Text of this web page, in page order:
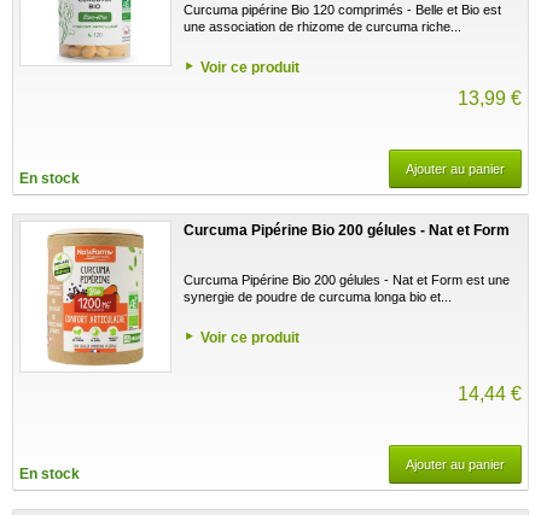
Curcuma pipérine Bio 120 comprimés - Belle et Bio est
une association de rhizome de curcuma riche...
Voir ce produit
13,99 €
En stock
Ajouter au panier
Curcuma Pipérine Bio 200 gélules - Nat et Form
Curcuma Pipérine Bio 200 gélules - Nat et Form est une
synergie de poudre de curcuma longa bio et...
Voir ce produit
14,44 €
En stock
Ajouter au panier